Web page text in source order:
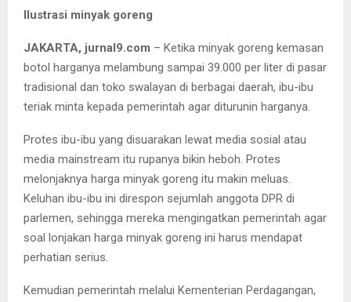
Ilustrasi minyak goreng
JAKARTA, jurnal9.com – Ketika minyak goreng kemasan
botol harganya melambung sampai 39.000 per liter di pasar
tradisional dan toko swalayan di berbagai daerah, ibu-ibu
teriak minta kepada pemerintah agar diturunin harganya.
Protes ibu-ibu yang disuarakan lewat media sosial atau
media mainstream itu rupanya bikin heboh. Protes
melonjaknya harga minyak goreng itu makin meluas.
Keluhan ibu-ibu ini direspon sejumlah anggota DPR di
parlemen, sehingga mereka mengingatkan pemerintah agar
soal lonjakan harga minyak goreng ini harus mendapat
perhatian serius.
Kemudian pemerintah melalui Kementerian Perdagangan,